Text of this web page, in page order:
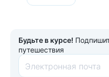
Будьте в курсе!
путешествия
Электронная почта